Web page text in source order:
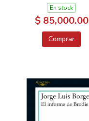
En stock
$ 85,000.00
Comprar